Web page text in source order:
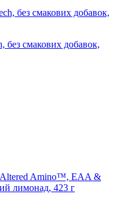
без смакових добавок,